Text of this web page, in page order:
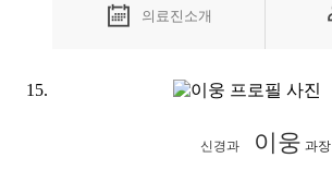
의료진소개
신경과 이웅 과장